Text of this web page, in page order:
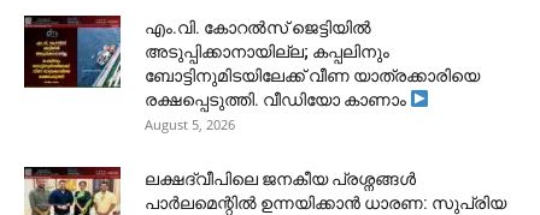
​എം.വി. കോറൽസ് ജെട്ടിയിൽ
അടുപ്പിക്കാനായില്ല; കപ്പലിനും
ബോട്ടിനുമിടയിലേക്ക് വീണ യാത്രക്കാരിയെ
രക്ഷപ്പെടുത്തി. വീഡിയോ കാണാം
August 5, 2026
ലക്ഷദ്വീപിലെ ജനകീയ പ്രശ്നങ്ങൾ
പാർലമെന്റിൽ ഉന്നയിക്കാൻ ധാരണ: സുപ്രിയ